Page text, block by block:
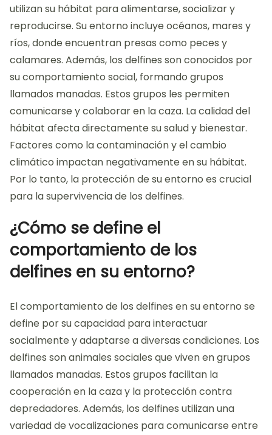
utilizan su hábitat para alimentarse, socializar y
reproducirse. Su entorno incluye océanos, mares y
ríos, donde encuentran presas como peces y
calamares. Además, los delfines son conocidos por
su comportamiento social, formando grupos
llamados manadas. Estos grupos les permiten
comunicarse y colaborar en la caza. La calidad del
hábitat afecta directamente su salud y bienestar.
Factores como la contaminación y el cambio
climático impactan negativamente en su hábitat.
Por lo tanto, la protección de su entorno es crucial
para la supervivencia de los delfines.
¿Cómo se define el
comportamiento de los
delfines en su entorno?
El comportamiento de los delfines en su entorno se
define por su capacidad para interactuar
socialmente y adaptarse a diversas condiciones. Los
delfines son animales sociales que viven en grupos
llamados manadas. Estos grupos facilitan la
cooperación en la caza y la protección contra
depredadores. Además, los delfines utilizan una
variedad de vocalizaciones para comunicarse entre